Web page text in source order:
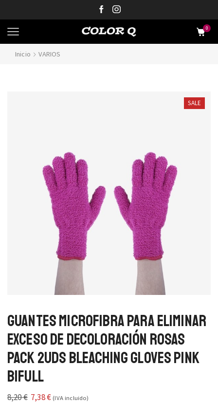
0
Inicio VARIOS
SALE
Guantes Microfibra para Eliminar
Exceso de Decoloración Rosas
Pack 2uds Bleaching Gloves Pink
Bifull
8,20€ 7,38€ (IVA incluido)